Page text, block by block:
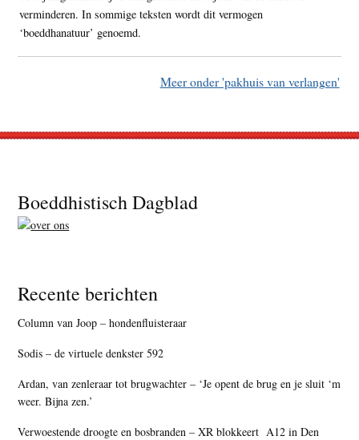
verminderen. In sommige teksten wordt dit vermogen
‘boeddhanatuur’ genoemd.
Meer onder 'pakhuis van verlangen'
Footer
Boeddhistisch Dagblad
Recente berichten
Column van Joop – hondenfluisteraar
Sodis – de virtuele denkster 592
Ardan, van zenleraar tot brugwachter – ‘Je opent de brug en je sluit ‘m
weer. Bijna zen.’
Verwoestende droogte en bosbranden – XR blokkeert A12 in Den